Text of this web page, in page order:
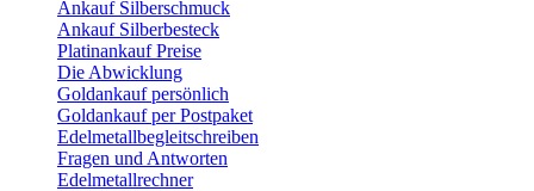
Ankauf Silberschmuck
Ankauf Silberbesteck
Platinankauf Preise
Die Abwicklung
Goldankauf persönlich
Goldankauf per Postpaket
Edelmetallbegleitschreiben
Fragen und Antworten
Edelmetallrechner